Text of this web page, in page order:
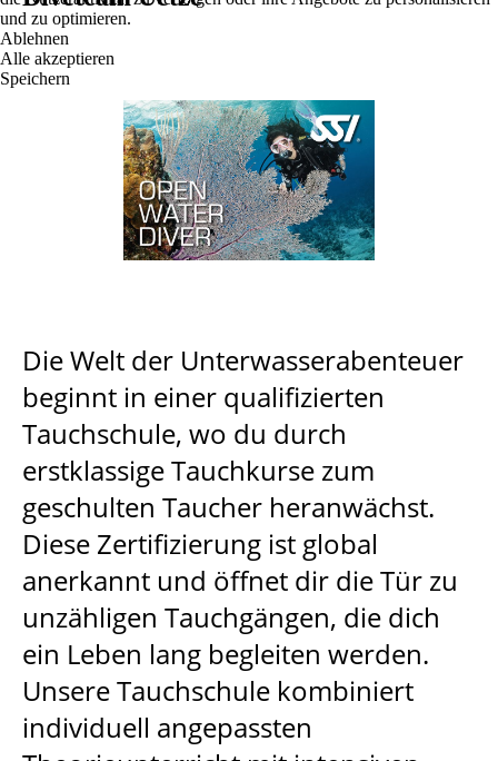
Die Welt der Unterwasserabenteuer
beginnt in einer qualifizierten
Tauchschule, wo du durch
erstklassige Tauchkurse zum
geschulten Taucher heranwächst.
Diese Zertifizierung ist global
anerkannt und öffnet dir die Tür zu
unzähligen Tauchgängen, die dich
ein Leben lang begleiten werden.
Unsere Tauchschule kombiniert
individuell angepassten
und zu optimieren.
Ablehnen
Alle akzeptieren
Speichern